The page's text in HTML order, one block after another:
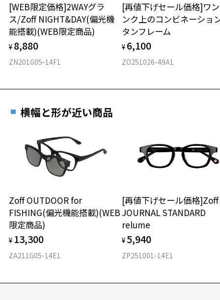
材質
フロント素材：ステンレス
[WEB限定価格]2WAYグラ
ス/Zoff NIGHT&DAY(偏光機
能搭載)(WEB限定商品)
¥ 8,880
ZN201G05-14F1
[再値下げセール価格]ワ
ンク上のコンビネーショ
タンフレーム
¥ 6,100
ZO251026-49A1
横幅と形が近い商品
Zoff OUTDOOR for
FISHING(偏光機能搭載)(WEB
限定商品)
¥ 13,300
ZA211G05-14E1
[再値下げセール価格
JOURNAL STANDARD
relume
¥ 5,940
ZP251001-14E1